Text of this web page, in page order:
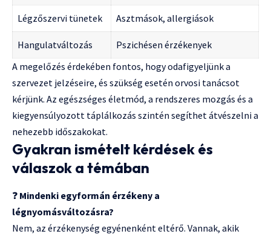
Légzőszervi tünetek Asztmások, allergiások
Hangulatváltozás
Pszichésen érzékenyek
A megelőzés érdekében fontos, hogy odafigyeljünk a
szervezet jelzéseire, és szükség esetén orvosi tanácsot
kérjünk. Az egészséges életmód, a rendszeres mozgás és a
kiegyensúlyozott táplálkozás szintén segíthet átvészelni a
nehezebb időszakokat.
Gyakran ismételt kérdések és
válaszok a témában
❓ Mindenki egyformán érzékeny a
légnyomásváltozásra?
Nem, az érzékenység egyénenként eltérő. Vannak, akik